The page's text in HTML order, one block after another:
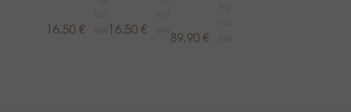
16,50 € 16,50 €
89,90 €